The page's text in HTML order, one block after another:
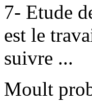
7- Etude
est le
suivre ...
Moult